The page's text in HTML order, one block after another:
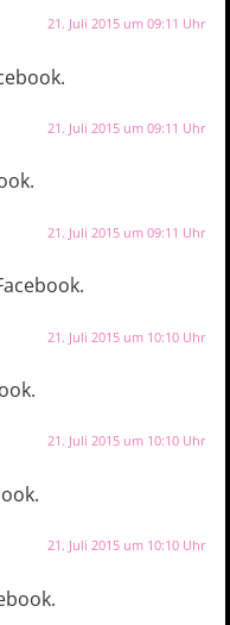
21. Juli 2015 um 09:11 Uhr
21. Juli 2015 um 09:11 Uhr
21. Juli 2015 um 09:11 Uhr
21. Juli 2015 um 10:10 Uhr
21. Juli 2015 um 10:10 Uhr
21. Juli 2015 um 10:10 Uhr